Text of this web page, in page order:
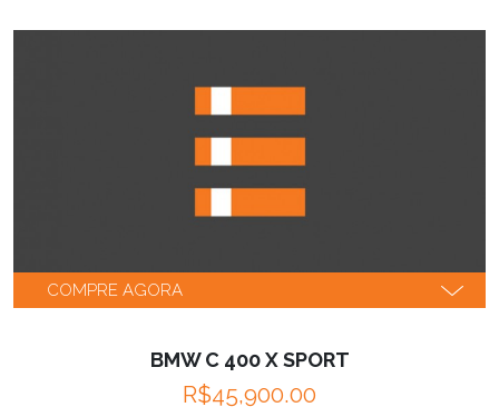
COMPRE AGORA
BMW C 400 X SPORT
R$45,900.00